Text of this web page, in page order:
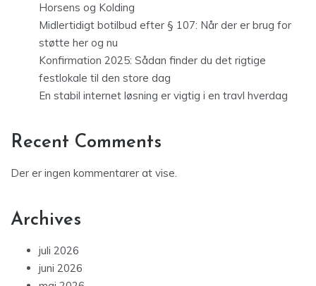
Horsens og Kolding
Midlertidigt botilbud efter § 107: Når der er brug for
støtte her og nu
Konfirmation 2025: Sådan finder du det rigtige
festlokale til den store dag
En stabil internet løsning er vigtig i en travl hverdag
Recent Comments
Der er ingen kommentarer at vise.
Archives
juli 2026
juni 2026